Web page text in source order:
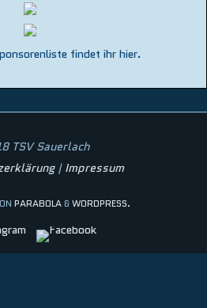
findet ihr hier.
TSV Sauerlach
| Impressum
PARABOLA&WORDPRESS.